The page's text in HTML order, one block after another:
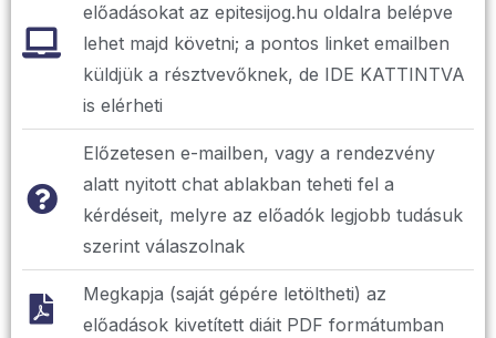
előadásokat az epitesijog.hu oldalra belépve
lehet majd követni; a pontos linket emailben
küldjük a résztvevőknek, de IDE KATTINTVA
is elérheti
Előzetesen e-mailben, vagy a rendezvény
alatt nyitott chat ablakban teheti fel a
kérdéseit, melyre az előadók legjobb tudásuk
szerint válaszolnak
Megkapja (saját gépére letöltheti) az
előadások kivetített diáit PDF formátumban